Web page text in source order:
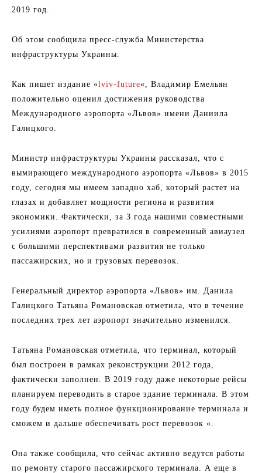
2019 год.
Об этом сообщила пресс-служба Министерства
инфраструктуры Украины.
Как пишет издание «lviv-future«, Владимир Емельян
положительно оценил достижения руководства
Международного аэропорта «Львов» имени Даниила
Галицкого.
Министр инфраструктуры Украины рассказал, что с
вымирающего международного аэропорта «Львов» в 2015
году, сегодня мы имеем западно хаб, который растет на
глазах и добавляет мощности региона и развития
экономики. Фактически, за 3 года нашими совместными
усилиями аэропорт превратился в современный авиаузел
с большими перспективами развития не только
пассажирских, но и грузовых перевозок.
Генеральный директор аэропорта «Львов» им. Данила
Галицкого Татьяна Романовская отметила, что в течение
последних трех лет аэропорт значительно изменился.
Татьяна Романовская отметила, что терминал, который
был построен в рамках реконструкции 2012 года,
фактически заполнен. В 2019 году даже некоторые рейсы
планируем переводить в старое здание терминала. В этом
году будем иметь полное функционирование терминала и
сможем и дальше обеспечивать рост перевозок «.
Она также сообщила, что сейчас активно ведутся работы
по ремонту старого пассажирского терминала. А еще в